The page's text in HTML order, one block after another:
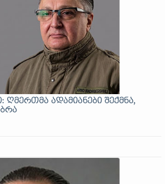
ადამიანები შექმნა,